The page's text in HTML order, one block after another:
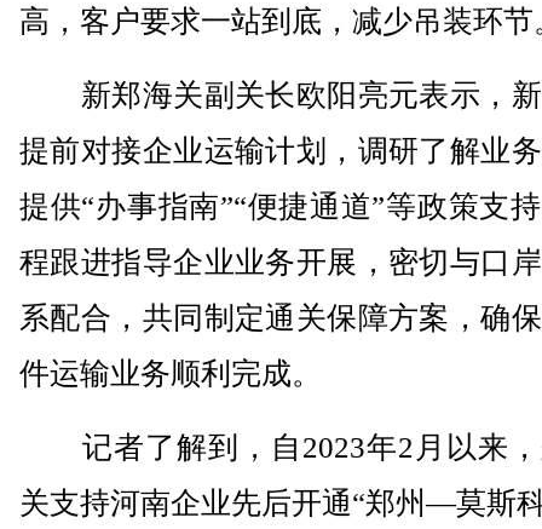
高，客户要求一站到底，减少吊装环节
新郑海关副关长欧阳亮元表示，
提前对接企业运输计划，调研了解业
提供“办事指南”“便捷通道”等政策支
程跟进指导企业业务开展，密切与口
系配合，共同制定通关保障方案，确
件运输业务顺利完成。
记者了解到，自2023年2月以来，
关支持河南企业先后开通“郑州—莫斯